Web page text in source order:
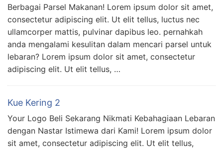
Berbagai Parsel Makanan! Lorem ipsum dolor sit amet,
consectetur adipiscing elit. Ut elit tellus, luctus nec
ullamcorper mattis, pulvinar dapibus leo. pernahkah
anda mengalami kesulitan dalam mencari parsel untuk
lebaran? Lorem ipsum dolor sit amet, consectetur
adipiscing elit. Ut elit tellus, …
Kue Kering 2
Your Logo Beli Sekarang Nikmati Kebahagiaan Lebaran
dengan Nastar Istimewa dari Kami! Lorem ipsum dolor
sit amet, consectetur adipiscing elit. Ut elit tellus,